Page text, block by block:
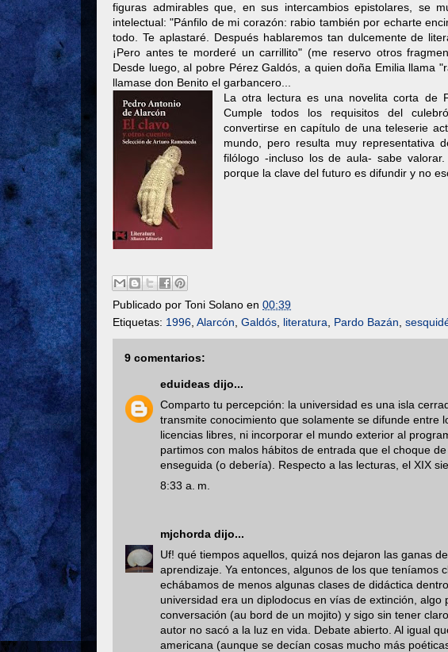
figuras admirables que, en sus intercambios epistolares, se
intelectual: "Pánfilo de mi corazón: rabio también por echarte
todo. Te aplastaré. Después hablaremos tan dulcemente de
¡Pero antes te morderé un carrillito" (me reservo otros
Desde luego, al pobre Pérez Galdós, a quien doña Emilia llama
llamase don Benito el garbancero...
La otra lectura es una novelita corta de
Cumple todos los requisitos del
convertirse en capítulo de una teleserie
mundo, pero resulta muy representativa
filólogo -incluso los de aula- sabe
porque la clave del futuro es difundir y no
Publicado por Toni Solano en 00:39
Etiquetas: 1996 Alarcón Galdós literatura Pardo Bazán
9 comentarios:
eduideas dijo...
Comparto tu percepción: la universidad es una isla
transmite conocimiento que solamente se difunde entre
licencias libres, ni incorporar el mundo exterior al
partimos con malos hábitos de entrada que el choque
enseguida (o debería). Respecto a las lecturas, el XIX
8:33 a. m.
mjchorda dijo...
Uf! qué tiempos aquellos, quizá nos dejaron las ganas
aprendizaje. Ya entonces, algunos de los que teníamos
echábamos de menos algunas clases de didáctica
universidad era un diplodocus en vías de extinción,
conversación (au bord de un mojito) y sigo sin tener
autor no sacó a la luz en vida. Debate abierto. Al igual
americana (aunque se decían cosas mucho más